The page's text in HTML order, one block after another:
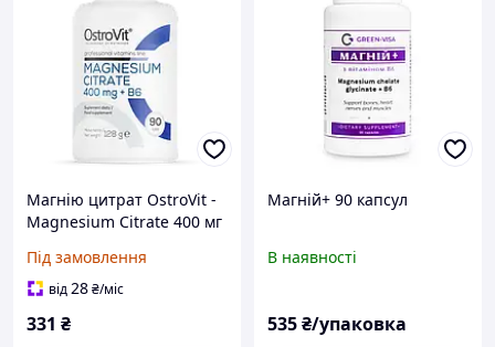
Магнію цитрат OstroVit -
Magnesium Citrate 400 мг
Під замовлення
від28₴/міс
331 ₴
Магній+ 90 капсул
В наявності
535₴/упаковка